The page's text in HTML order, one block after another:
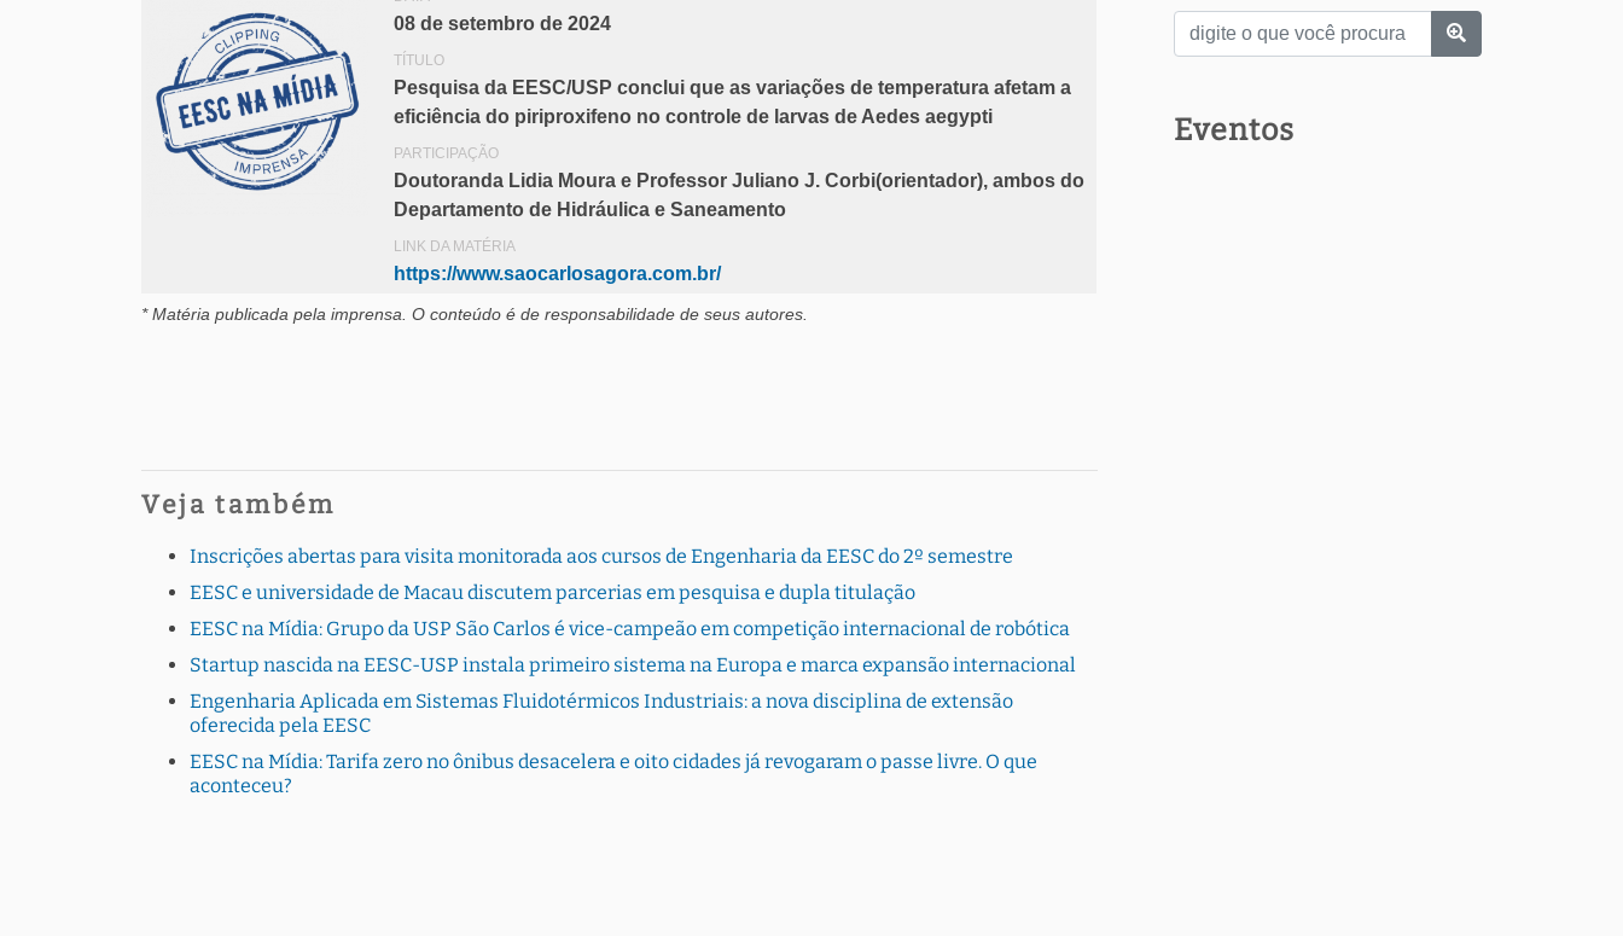
08 de setembro de 2024
TÍTULO
Pesquisa da EESC/USP conclui que as variações de temperatura afetam a
eficiência do piriproxifeno no controle de larvas de Aedes aegypti
PARTICIPAÇÃO
Doutoranda Lidia Moura e Professor Juliano J. Corbi(orientador), ambos do
Departamento de Hidráulica e Saneamento
LINK DA MATÉRIA
https://www.saocarlosagora.com.br/
* Matéria publicada pela imprensa . O conteúdo é de responsabilidade de seus autores.
Veja também
Inscrições abertas para visita monitorada aos cursos de Engenharia da EESC do 2º semestre
EESC e universidade de Macau discutem parcerias em pesquisa e dupla titulação
EESC na Mídia: Grupo da USP São Carlos é vice-campeão em competição internacional de robótica
Startup nascida na EESC-USP instala primeiro sistema na Europa e marca expansão internacional
Engenharia Aplicada em Sistemas Fluidotérmicos Industriais: a nova disciplina de extensão
oferecida pela EESC
EESC na Mídia: Tarifa zero no ônibus desacelera e oito cidades já revogaram o passe livre. O que
aconteceu?
Eventos